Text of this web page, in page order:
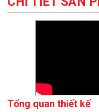
Nơi sản xuất:
Malaysia
Triluminos Pro
Bộ xử lý:
Tổng quan thiết kế